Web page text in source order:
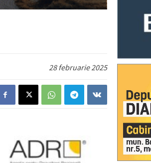
28 februarie 2025